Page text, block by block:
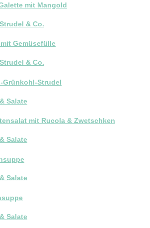
mit Mangold
& Co.
Gemüsefülle
& Co.
Grünkohl-Strudel
Salate
mit Rucola & Zwetschken
Salate
Salate
Salate